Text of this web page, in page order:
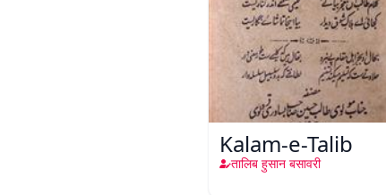
Kalam-e-Talib
तालिब हुसान बसावरी